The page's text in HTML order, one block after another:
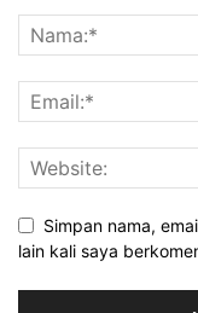
Simpan nama,
lain kali saya